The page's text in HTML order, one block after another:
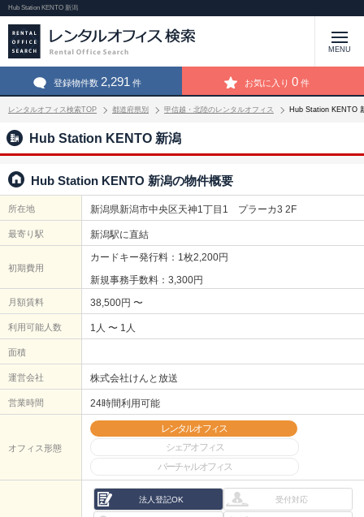
Hub Station KENTO 新潟
MENU
登録物件数 2,291 件 お気に入り 0 件
レンタルオフィス検索TOP 都道府県別 甲信越・北陸のレンタルオフィス Hub Station KENTO
Hub Station KENTO 新潟
Hub Station KENTO 新潟の物件概要
所在地 新潟県新潟市中央区天神1丁目1 プラーカ3 2F
最寄り駅 新潟駅に直結
初期費用
カードキー発行料：1枚2,200円
新規事務手数料：3,300円
月額賃料 38,500円 〜
利用可能人数 1人 〜 1人
面積
運営会社 株式会社けんと放送
営業時間 24時間利用可能
オフィス形態
レンタルオフィス
シェアオフィス
バーチャルオフィス
法人登記OK 受付対応